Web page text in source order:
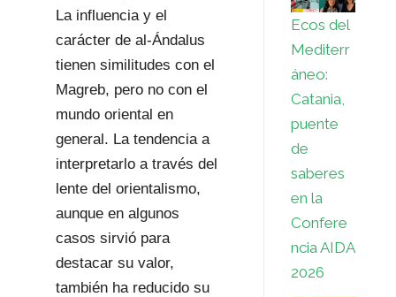
La influencia y el
carácter de al-Ándalus
tienen similitudes con el
Magreb, pero no con el
mundo oriental en
general. La tendencia a
interpretarlo a través del
lente del orientalismo,
aunque en algunos
casos sirvió para
destacar su valor,
también ha reducido su
Ecos del
Mediterr
áneo:
Catania,
puente
de
saberes
en la
Confere
ncia AIDA
2026